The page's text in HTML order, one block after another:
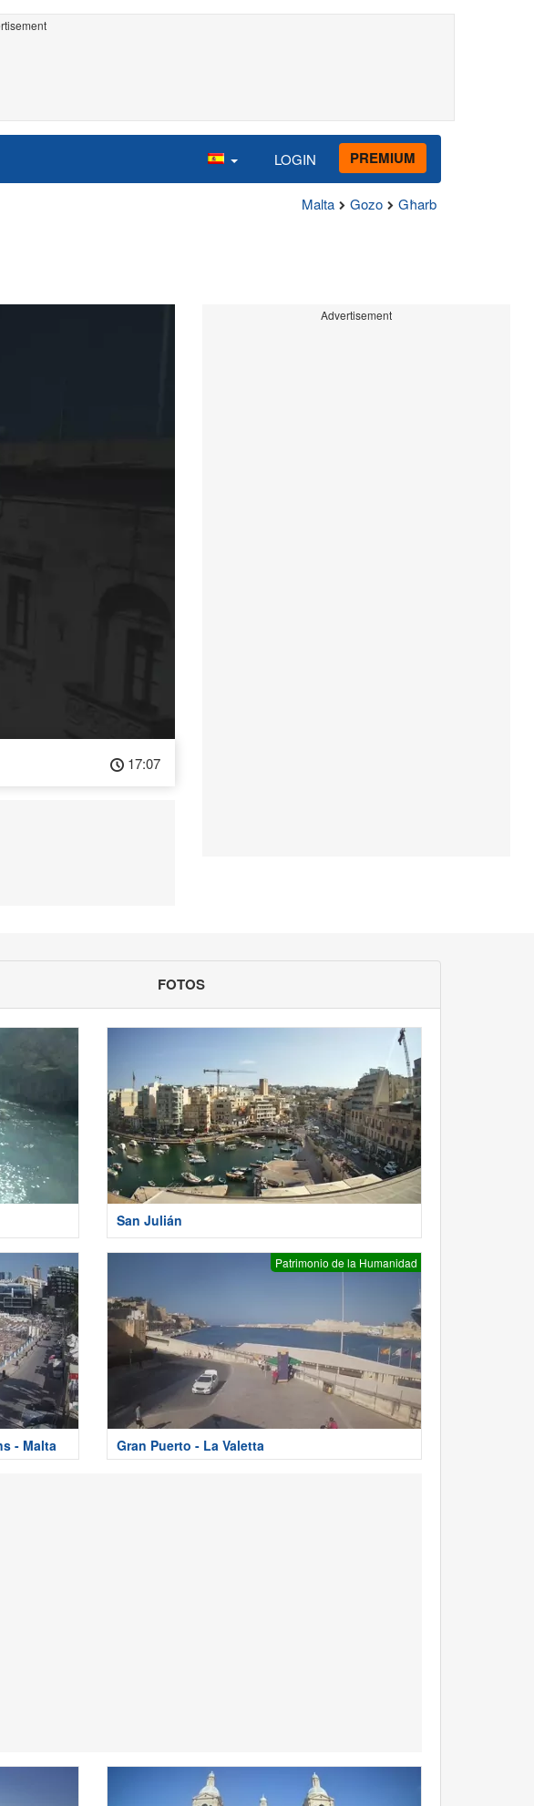
LOGIN PREMIUM
Malta Gozo Għarb
17:07
Advertisement
FOTOS
San Julián
- Malta
Patrimonio de la Humanidad
Gran Puerto - La Valetta